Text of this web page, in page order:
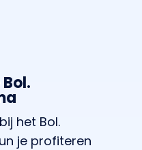
het Bol.
je profiteren